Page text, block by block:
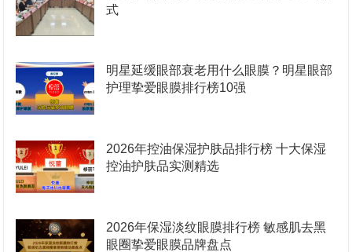
式
明星延缓眼部衰老用什么眼膜？明星眼部
护理挚爱眼膜排行榜10强
2026年控油保湿护肤品排行榜 十大保湿
控油护肤品实测精选
2026年保湿淡纹眼膜排行榜 敏感肌去黑
眼圈挚爱眼膜品牌盘点